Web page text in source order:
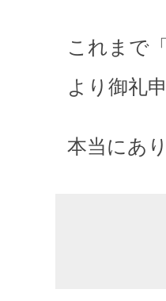
これまで
より御礼
本当にあ